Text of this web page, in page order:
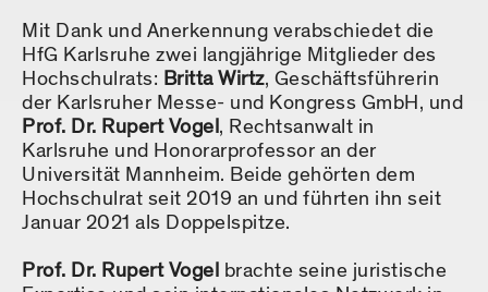
Mit Dank und Anerkennung verabschiedet die
HfG Karlsruhe zwei langjährige Mitglieder des
Hochschulrats: Britta Wirtz, Geschäftsführerin
der Karlsruher Messe- und Kongress GmbH, und
Prof. Dr. Rupert Vogel, Rechtsanwalt in
Karlsruhe und Honorarprofessor an der
Universität Mannheim. Beide gehörten dem
Hochschulrat seit 2019 an und führten ihn seit
Januar 2021 als Doppelspitze.
Prof. Dr. Rupert Vogel brachte seine juristische